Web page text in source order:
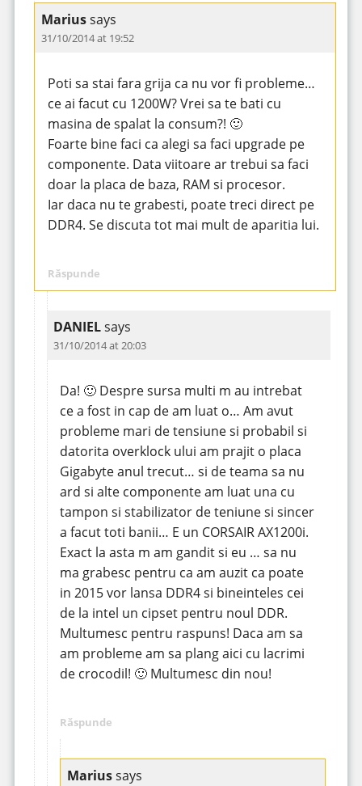
Mariussays
31/10/2014 at 19:52
Poti sa stai fara grija ca nu vor fi probleme…
ce ai facut cu 1200W? Vrei sa te bati cu
masina de spalat la consum?! 🙂
Foarte bine faci ca alegi sa faci upgrade pe
componente. Data viitoare ar trebui sa faci
doar la placa de baza, RAM si procesor.
Iar daca nu te grabesti, poate treci direct pe
DDR4. Se discuta tot mai mult de aparitia lui.
Răspunde
DANIELsays
31/10/2014 at 20:03
Da! 🙂 Despre sursa multi m au intrebat
ce a fost in cap de am luat o… Am avut
probleme mari de tensiune si probabil si
datorita overklock ului am prajit o placa
Gigabyte anul trecut… si de teama sa nu
ard si alte componente am luat una cu
tampon si stabilizator de teniune si sincer
a facut toti banii… E un CORSAIR AX1200i.
Exact la asta m am gandit si eu … sa nu
ma grabesc pentru ca am auzit ca poate
in 2015 vor lansa DDR4 si bineinteles cei
de la intel un cipset pentru noul DDR.
Multumesc pentru raspuns! Daca am sa
am probleme am sa plang aici cu lacrimi
de crocodil! 🙂 Multumesc din nou!
Răspunde
Mariussays